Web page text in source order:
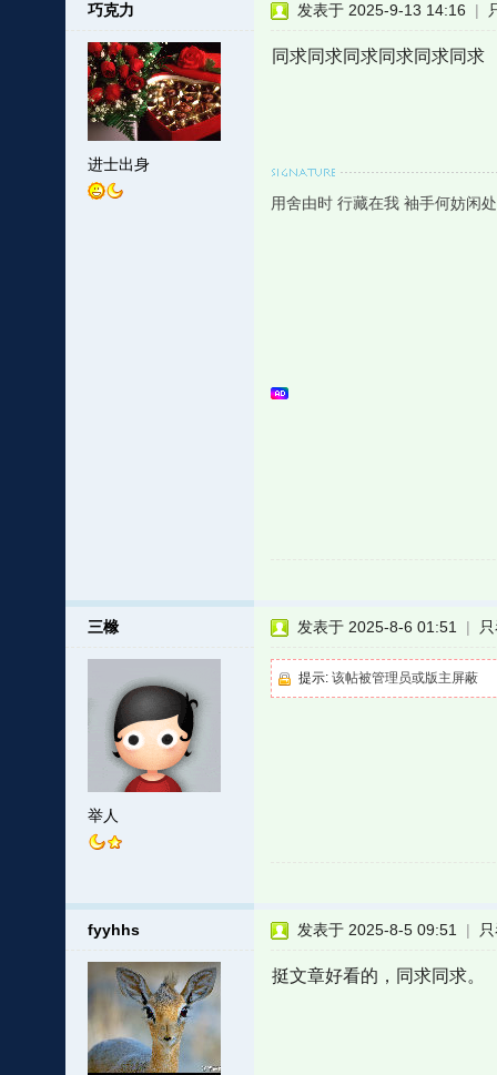
巧克力
进士出身
发表于 2025-9-13 14:16 |
同求同求同求同求同求同求
用舍由时 行藏在我 袖手何妨闲
三橼
举人
发表于 2025-8-6 01:51 |
提示: 该帖被管理员或版主屏蔽
fyyhhs 发表于 2025-8-5 09:51 |
挺文章好看的，同求同求。